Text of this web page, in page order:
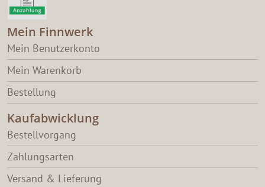
Mein Finnwerk
Mein Benutzerkonto
Mein Warenkorb
Bestellung
Kaufabwicklung
Bestellvorgang
Zahlungsarten
Versand & Lieferung